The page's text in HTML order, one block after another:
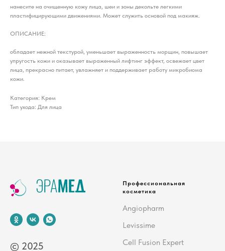
нанесите на очищенную кожу лица, шеи и зоны декольте легкими
пластифицирующими движениями. Может служить основой под макияж.
ОПИСАНИЕ:
обладает нежной текстурой, уменьшает выраженность морщин, повышает
упругость кожи и оказывает выраженный лифтинг эффект, освежает цвет
лица, прекрасно питает, увлажняет и поддерживает работу микробиома
кожи.
Категория: Крем
Тип ухода: Для лица
© 2025
Профессиональная
косметика
Angiopharm
Levissime
Cell Fusion Expert